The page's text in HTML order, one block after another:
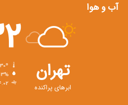
آب و هوا
تهران
ابرهای پراکنده
4.02